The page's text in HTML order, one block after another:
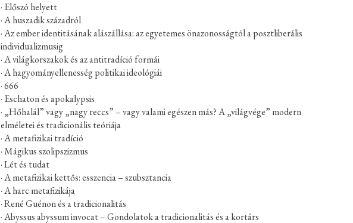
· Előszó helyett
· A huszadik századról
· Az ember identitásának alászállása: az egyetemes önazonosságtól a posztliberális
individualizmusig
· A világkorszakok és az antitradíció formái
· A hagyományellenesség politikai ideológiái
· 666
· Eschaton és apokalypsis
· „Hőhalál” vagy „nagy reccs” – vagy valami egészen más? A „világvége” modern
elméletei és tradicionális teóriája
· A metafizikai tradíció
· Mágikus szolipszizmus
· Lét és tudat
· A metafizikai kettős: esszencia – szubsztancia
· A harc metafizikája
· René Guénon és a tradicionalitás
· Abyssus abyssum invocat – Gondolatok a tradicionalitás és a kortárs